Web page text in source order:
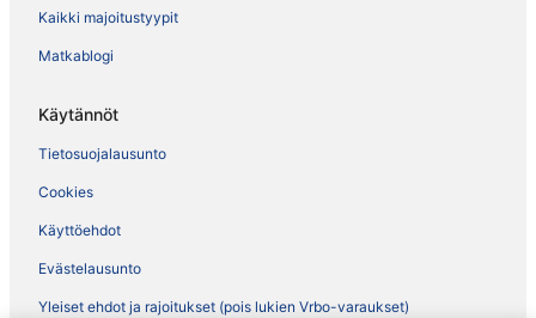
Kaikki majoitustyypit
Matkablogi
Käytännöt
Tietosuojalausunto
Cookies
Käyttöehdot
Evästelausunto
Yleiset ehdot ja rajoitukset (pois lukien Vrbo-varaukset)